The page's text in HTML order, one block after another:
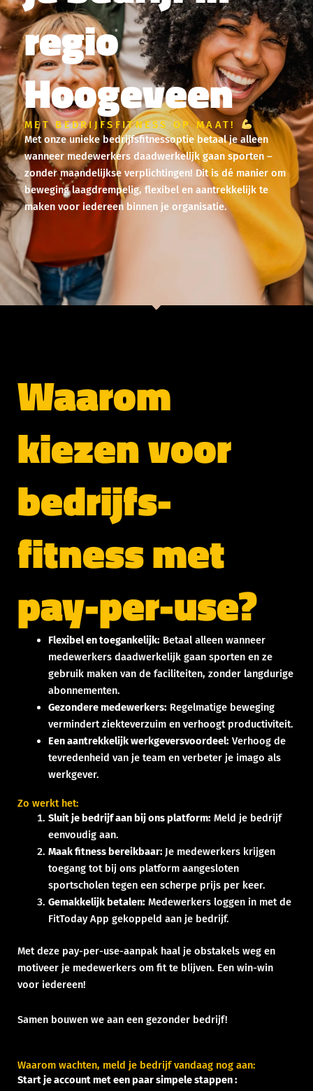
regio
Hoogeveen
MET BEDRIJFSFITNESS OP MAAT!
Met onze unieke bedrijfsfitnessoptie betaal je alleen
wanneer medewerkers daadwerkelijk gaan sporten –
zonder maandelijkse verplichtingen! Dit is dé manier om
beweging laagdrempelig, flexibel en aantrekkelijk te
maken voor iedereen binnen je organisatie.
Waarom
kiezen voor
bedrijfs-
fitness met
pay-per-use?
Flexibel en toegankelijk: Betaal alleen wanneer
medewerkers daadwerkelijk gaan sporten en ze
gebruik maken van de faciliteiten, zonder langdurige
abonnementen.
Gezondere medewerkers: Regelmatige beweging
vermindert ziekteverzuim en verhoogt productiviteit.
Een aantrekkelijk werkgeversvoordeel: Verhoog de
tevredenheid van je team en verbeter je imago als
werkgever.
Zo werkt het:
Sluit je bedrijf aan bij ons platform: Meld je bedrijf
eenvoudig aan.
Maak fitness bereikbaar: Je medewerkers krijgen
toegang tot bij ons platform aangesloten
sportscholen tegen een scherpe prijs per keer.
Gemakkelijk betalen: Medewerkers loggen in met de
FitToday App gekoppeld aan je bedrijf.
Met deze pay-per-use-aanpak haal je obstakels weg en
motiveer je medewerkers om fit te blijven. Een win-win
voor iedereen!
Samen bouwen we aan een gezonder bedrijf!
Waarom wachten, meld je bedrijf vandaag nog aan:
Start je account met een paar simpele stappen :